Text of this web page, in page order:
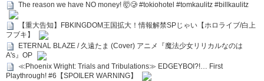
The reason we have NO money! 🤯🥲 #tokiohotel #tomkaulitz #billkaulitz
【重大告知】FBKINGDOM王国拡大！情報解禁SPじゃい【ホロライブ/白上
フブキ】
ETERNAL BLAZE / 久遠たま (Cover) アニメ『魔法少女リリカルなのは
A's』OP
≪Phoenix Wright: Trials and Tribulations≫ EDGEYBOI?!… First
Playthrough! #6【SPOILER WARNING】